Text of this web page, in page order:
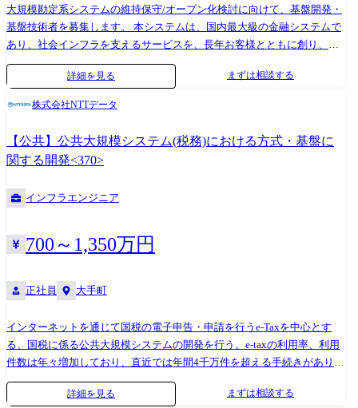
守の観点から「自国でデータを管理・運用する」という“ソブリン要
件”の重要性が高まっており、高いセキュリティ性を持つクラウド環境へ
のニーズが急速に拡大しています。一方で、企業はAIをはじめとする先
た背景のもと、当社では高セキュリティかつ拡張性に優れたクラウドサ
がら、クラウドネイティブな技術の活用も可能な”第三のクラウド”とし
として、サービスの立ち上げ・推進に携わっていただきます。 ・障害時
やメンテナンス時のサービス利用者とOracle社との仲介、対応方針の策
のキャパシティ管理 ・監査対応(ISO27017、ISMAP、FISCなど) ・閉域網
回程度、US Oracleとの対面調整ということで海外出張の可能性あり
大規模勘定系システムの維持保守/オープン化検討に向けて、基盤開発・
基盤技術者を募集します。 本システムは、国内最大級の金融システムで
あり、社会インフラを支えるサービスを、長年お客様とともに創り、提
供してきました。 2020年から開始したシステム更改のプロジェクトも完
結し、問題なく2023年5月より新システムが稼働しています。 サービス
ービス開始とともに、次の更改に向けたシステム基盤のオープン化・DX
への取組みも行っており、オープン技術を用いた新たな高信頼性基盤構
築の検討やDX基盤を用いた新たな価値創出の検討を進めています。
詳細を見る まずは相談する
株式会社NTTデータ
【公共】公共大規模システム(税務)における方式・基盤に
関する開発<370>
インフラエンジニア
700～1,350万円
正社員 大手町
インターネットを通じて国税の電子申告・申請を行うe-Taxを中心とす
る、国税に係る公共大規模システムの開発を行う。e-taxの利用率、利用
件数は年々増加しており、直近では年間4千万件を超える手続きがあり、
今後の利用率、利用件数の拡大も見込まれる。また、税制の改正などを
契機とした定期的な案件もあり、将来性のあるシステムである。 大規模
詳細を見る まずは相談する